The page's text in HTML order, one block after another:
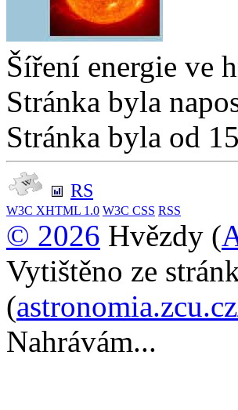
Šíření energie ve
Stránka byla
Stránka byla od
RS
W3C XHTML 1.0 W3C CSS RSS
© 2026 Hvězdy (
Vytištěno ze
(
Nahrávám...